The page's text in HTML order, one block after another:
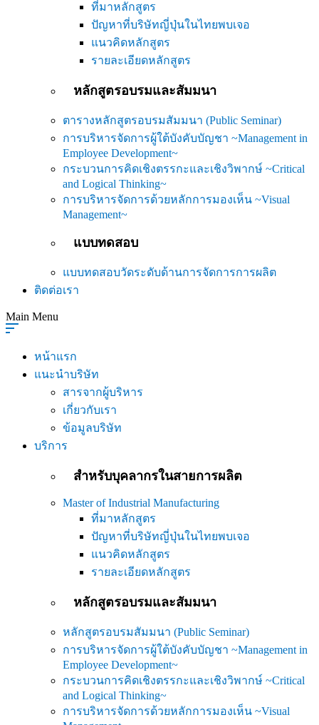
ที่มาหลักสูตร
ปัญหาที่บริษัทญี่ปุ่นในไทยพบเจอ
แนวคิดหลักสูตร
รายละเอียดหลักสูตร
หลักสูตรอบรมและสัมมนา
ตารางหลักสูตรอบรมสัมมนา (Public Seminar)
การบริหารจัดการผู้ใต้บังคับบัญชา ~Management in
Employee Development~
กระบวนการคิดเชิงตรรกะและเชิงวิพากษ์ ~Critical
and Logical Thinking~
การบริหารจัดการด้วยหลักการมองเห็น ~Visual
Management~
แบบทดสอบ
แบบทดสอบวัดระดับด้านการจัดการการผลิต
ติดต่อเรา
Main Menu
หน้าแรก
แนะนำบริษัท
สารจากผู้บริหาร
เกี่ยวกับเรา
ข้อมูลบริษัท
บริการ
สำหรับบุคลากรในสายการผลิต
Master of Industrial Manufacturing
ที่มาหลักสูตร
ปัญหาที่บริษัทญี่ปุ่นในไทยพบเจอ
แนวคิดหลักสูตร
รายละเอียดหลักสูตร
หลักสูตรอบรมและสัมมนา
หลักสูตรอบรมสัมมนา (Public Seminar)
การบริหารจัดการผู้ใต้บังคับบัญชา ~Management in
Employee Development~
กระบวนการคิดเชิงตรรกะและเชิงวิพากษ์ ~Critical
and Logical Thinking~
การบริหารจัดการด้วยหลักการมองเห็น ~Visual